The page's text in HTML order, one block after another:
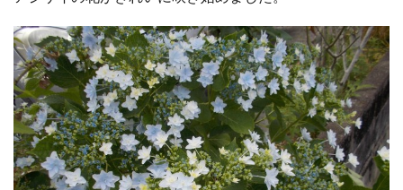
□ 有料体験指導